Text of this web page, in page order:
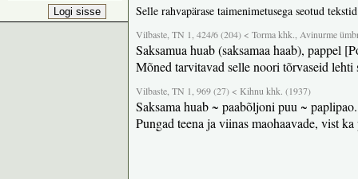
Selle rahvapärase taimenimetusega seotud
Vilbaste, TN 1, 424/6 (204) < Torma khk., Avinurme
Saksamua huab (saksamaa haab), pappel
Mõned tarvitavad selle noori tõrvaseid lehti
Vilbaste, TN 1, 969 (27) < Kihnu khk. (1937)
Saksama huab ~ paabõljoni puu ~ paplipao.
Pungad teena ja viinas maohaavade, vist